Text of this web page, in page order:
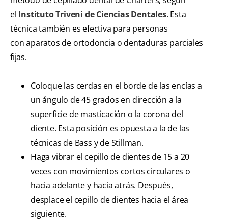
el Instituto Triveni de Ciencias Dentales. Esta
técnica también es efectiva para personas
con aparatos de ortodoncia o dentaduras parciales
fijas.
Coloque las cerdas en el borde de las encías a
un ángulo de 45 grados en dirección a la
superficie de masticación o la corona del
diente. Esta posición es opuesta a la de las
técnicas de Bass y de Stillman.
Haga vibrar el cepillo de dientes de 15 a 20
veces con movimientos cortos circulares o
hacia adelante y hacia atrás. Después,
desplace el cepillo de dientes hacia el área
siguiente.